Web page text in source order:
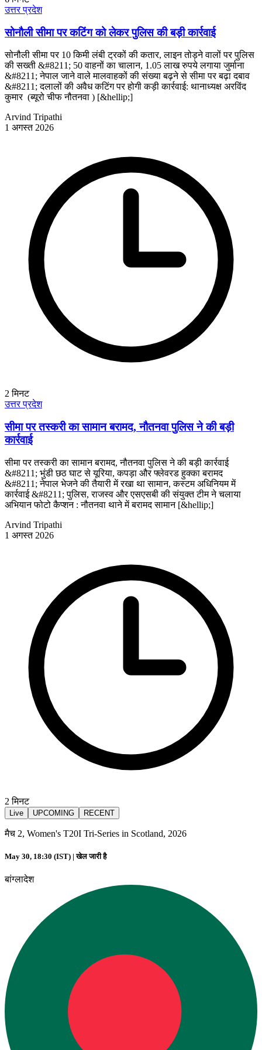
उत्तर प्रदेश
सोनौली सीमा पर कटिंग को लेकर पुलिस की बड़ी कार्रवाई
सोनौली सीमा पर 10 किमी लंबी ट्रकों की कतार, लाइन तोड़ने वालों पर पुलिस
की सख्ती &#8211; 50 वाहनों का चालान, 1.05 लाख रुपये लगाया जुर्माना
&#8211; नेपाल जाने वाले मालवाहकों की संख्या बढ़ने से सीमा पर बढ़ा दबाव
&#8211; दलालों की अवैध कटिंग पर होगी कड़ी कार्रवाई: थानाध्यक्ष अरविंद
कुमार (ब्यूरो चीफ नौतनवा ) [&hellip;]
Arvind Tripathi
1 अगस्त 2026
2मिनट
उत्तर प्रदेश
सीमा पर तस्करी का सामान बरामद, नौतनवा पुलिस ने की बड़ी
कार्रवाई
सीमा पर तस्करी का सामान बरामद, नौतनवा पुलिस ने की बड़ी कार्रवाई
&#8211; भुंडी छठ घाट से यूरिया, कपड़ा और फ्लेवरड हुक्का बरामद
&#8211; नेपाल भेजने की तैयारी में रखा था सामान, कस्टम अधिनियम में
कार्रवाई &#8211; पुलिस, राजस्व और एसएसबी की संयुक्त टीम ने चलाया
अभियान फोटो कैप्शन : नौतनवा थाने में बरामद सामान [&hellip;]
Arvind Tripathi
1 अगस्त 2026
2 मिनट
Live UPCOMING RECENT
मैच 2, Women's T20I Tri-Series in Scotland, 2026
May 30, 18:30 (IST) |खेल जारी है
बांग्लादेश